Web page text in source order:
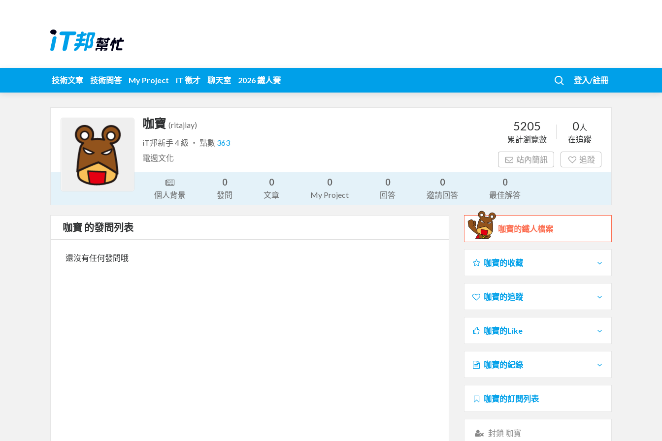
技術文章 技術問答 My Project iT 徵才 聊天室 2026 鐵人賽 登入/註冊
咖寶 (ritajiay)
iT邦新手 4 級 ‧ 點數 363
電週文化
5205
累計瀏覽數
0人
在追蹤
站內簡訊 追蹤
個人背景
0
發問
0
文章
0
My Project
0
回答
0
邀請回答
0
最佳解答
咖寶 的發問列表
還沒有任何發問哦
咖寶的鐵人檔案
咖寶的收藏
咖寶的追蹤
咖寶的Like
咖寶的紀錄
咖寶的訂閱列表
封鎖 咖寶